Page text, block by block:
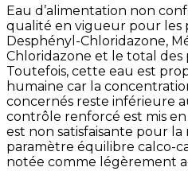
Eau d’alimentation non
qualité en vigueur pour les
Desphényl-Chloridazone,
Chloridazone et le total des
Toutefois, cette eau est
humaine car la
concernés reste inférieure
contrôle renforcé est mis
est non satisfaisante pour
paramètre équilibre calco-
notée comme légèrement